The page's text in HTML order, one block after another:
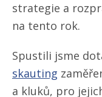
strategie a
na tento rok.
Spustili jsme
skauting
a kluků, pro